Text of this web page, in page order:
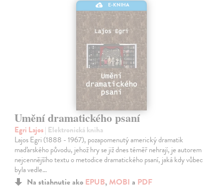
E-KNIHA
Umění dramatického psaní
Egri Lajos| Elektronická kniha
Lajos Egri (1888 - 1967), pozapomenutý americký dramatik
maďarského původu, jehož hry se již dnes téměř nehrají, je autorem
nejcennějšího textu o metodice dramatického psaní, jaká kdy vůbec
byla vedle…
Na stiahnutie ako EPUB, MOBI a PDF